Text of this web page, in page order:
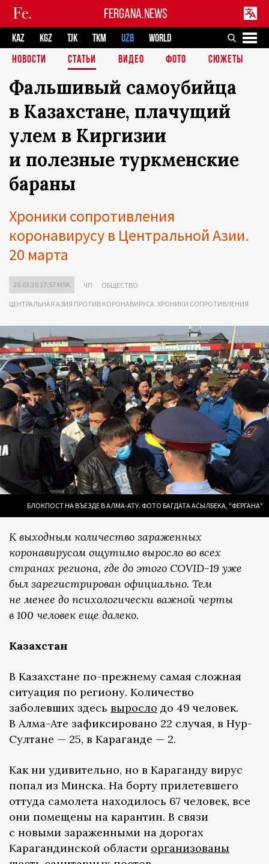
FERGANA.NEWS
KAZ KGZ TJK TKM UZB
WORLD
НОВОСТИ
СТАТЬИ ВИДЕО ФОТО СЮЖЕТЫ
Фальшивый самоубийца
в Казахстане, плачущий
улем в Киргизии
и полезные туркменские
бараны
Хроники сопротивления
коронавирусу в Центральной Азии.
20 марта
20.03.20 17:57 MSK ЧП ОБЩЕСТВО
ЦЕНТРАЛЬНАЯ АЗИЯ ПРОТИВ КОРОНАВИРУСА. ХРОНИКИ СОПРОТИВЛЕНИЯ
БЛОКПОСТ НА ВЪЕЗДЕ В АЛМА-АТУ. ФОТО БАГДАТА АСЫЛБЕКА, "ФЕРГАНА"
К выходным количество зараженных
коронавирусом ощутимо выросло во всех
странах региона, где до этого COVID-19 уже
был зарегистрирован официально. Тем
не менее до психологически важной черты
в 100 человек еще далеко.
Казахстан
В Казахстане по-прежнему самая сложная
ситуация по региону. Количество
заболевших здесь выросло до 49 человек.
В Алма-Ате зафиксировано 22 случая, в Нур-
Султане — 25, в Караганде — 2.
Как ни удивительно, но в Караганду вирус
попал из Минска. На борту прилетевшего
оттуда самолета находилось 67 человек, все
они помещены на карантин. В связи
с новыми зараженными на дорогах
Карагандинской области организованы